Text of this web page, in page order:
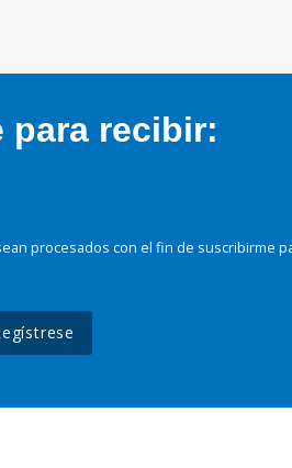
para recibir:
procesados con el fin de suscribirme